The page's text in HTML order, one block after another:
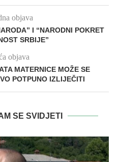
objava
I “NARODNI POKRET
SRBIJE”
objava
MATERNICE MOŽE SE
POTPUNO IZLIJEČITI
SE SVIDJETI